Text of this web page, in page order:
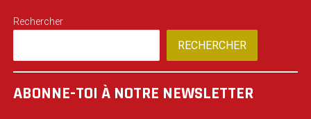
Rechercher
RECHERCHER
ABONNE-TOI À NOTRE NEWSLETTER